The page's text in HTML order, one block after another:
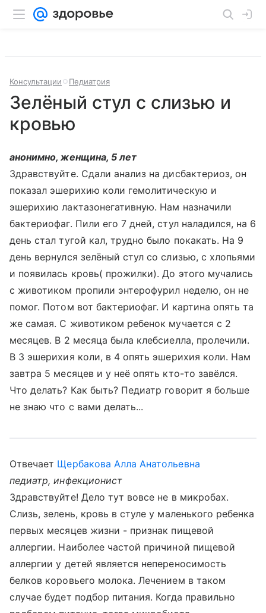
Консультации Педиатрия
Зелёный стул с слизью и
кровью
анонимно, женщина, 5 лет
Здравствуйте. Сдали анализ на дисбактериоз, он
показал эшерихию коли гемолитическую и
эшерихию лактазонегативную. Нам назначили
бактериофаг. Пили его 7 дней, стул наладился, на 6
день стал тугой кал, трудно было покакать. На 9
день вернулся зелёный стул со слизью, с хлопьями
и появилась кровь( прожилки). До этого мучались
с животиком пропили энтерофурил неделю, он не
помог. Потом вот бактериофаг. И картина опять та
же самая. С животиком ребенок мучается с 2
месяцев. В 2 месяца была клебсиелла, пролечили.
В 3 эшерихия коли, в 4 опять эшерихия коли. Нам
завтра 5 месяцев и у неё опять кто-то завёлся.
Что делать? Как быть? Педиатр говорит я больше
не знаю что с вами делать...
Отвечает Щербакова Алла Анатольевна
педиатр, инфекционист
Здравствуйте! Дело тут вовсе не в микробах.
Слизь, зелень, кровь в стуле у маленького ребенка
первых месяцев жизни - признак пищевой
аллергии. Наиболее частой причиной пищевой
аллергии у детей является непереносимость
белков коровьего молока. Лечением в таком
случае будет подбор питания. Когда правильно